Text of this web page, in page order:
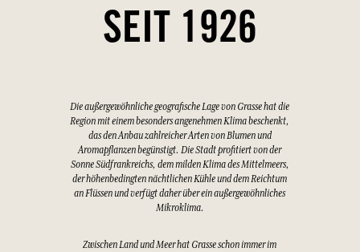
SEIT 1926
Die außergewöhnliche geografische Lage von Grasse hat die
Region mit einem besonders angenehmen Klima beschenkt,
das den Anbau zahlreicher Arten von Blumen und
Aromapflanzen begünstigt. Die Stadt profitiert von der
Sonne Südfrankreichs, dem milden Klima des Mittelmeers,
der höhenbedingten nächtlichen Kühle und dem Reichtum
an Flüssen und verfügt daher über ein außergewöhnliches
Mikroklima.
Zwischen Land und Meer hat Grasse schon immer im